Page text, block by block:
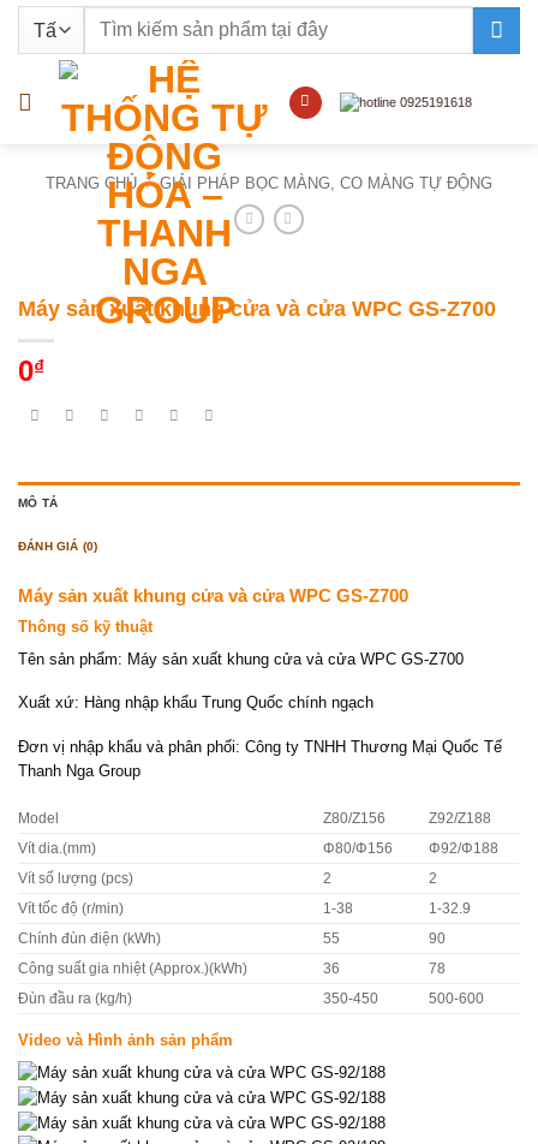
nội
Tìm
TRANG CHỦ / GIẢI PHÁP BỌC MÀNG, CO MÀNG TỰ ĐỘNG
Máy sản xuất khung cửa và cửa WPC GS-Z700
0₫
MÔ TẢ
ĐÁNH GIÁ (0)
Máy sản xuất khung cửa và cửa WPC GS-Z700
Thông số kỹ thuật
Tên sản phẩm: Máy sản xuất khung cửa và cửa WPC GS-Z700
Xuất xứ: Hàng nhập khẩu Trung Quốc chính ngạch
Đơn vị nhập khẩu và phân phối: Công ty TNHH Thương Mại Quốc Tế
Thanh Nga Group
Model Z80/Z156 Z92/Z188
Vít dia.(mm) Φ80/Φ156 Φ92/Φ188
Vít số lượng (pcs) 2 2
Vít tốc độ (r/min) 1-38 1-32.9
Chính đùn điện (kWh) 55 90
Công suất gia nhiệt (Approx.)(kWh) 36 78
Đùn đầu ra (kg/h) 350-450 500-600
Video và Hình ảnh sản phẩm